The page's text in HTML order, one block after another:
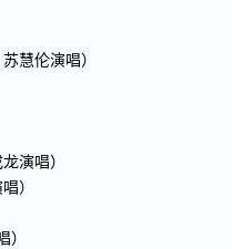
慧伦演唱）
演唱）
）
）